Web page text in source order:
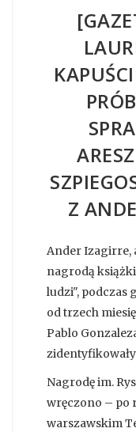
Z
Ander Izagirre,
nagrodą
ludzi", podczas
od trzech
Pablo
Nagrodę im.
wręczono – po
warszawskim